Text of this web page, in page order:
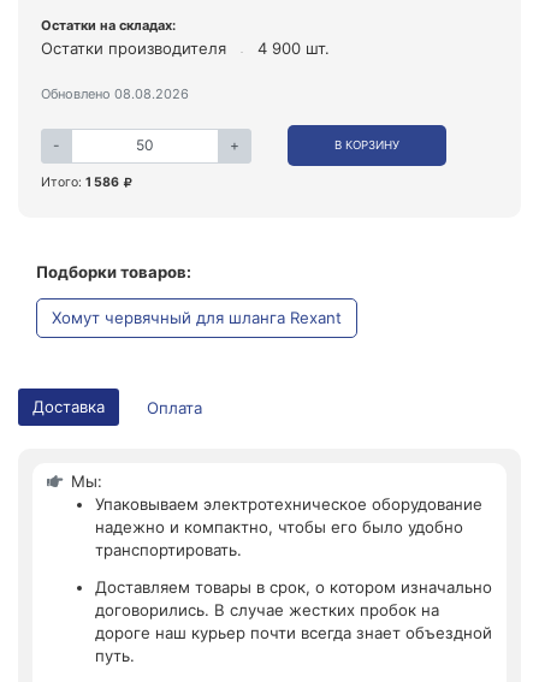
Остатки на складах:
Остатки производителя 4 900 шт.
Обновлено 08.08.2026
- + В КОРЗИНУ
Итого: 1 586
Подборки товаров:
Хомут червячный для шланга Rexant
Доставка Оплата
Мы:
Упаковываем электротехническое оборудование
надежно и компактно, чтобы его было удобно
транспортировать.
Доставляем товары в срок, о котором изначально
договорились. В случае жестких пробок на
дороге наш курьер почти всегда знает объездной
путь.